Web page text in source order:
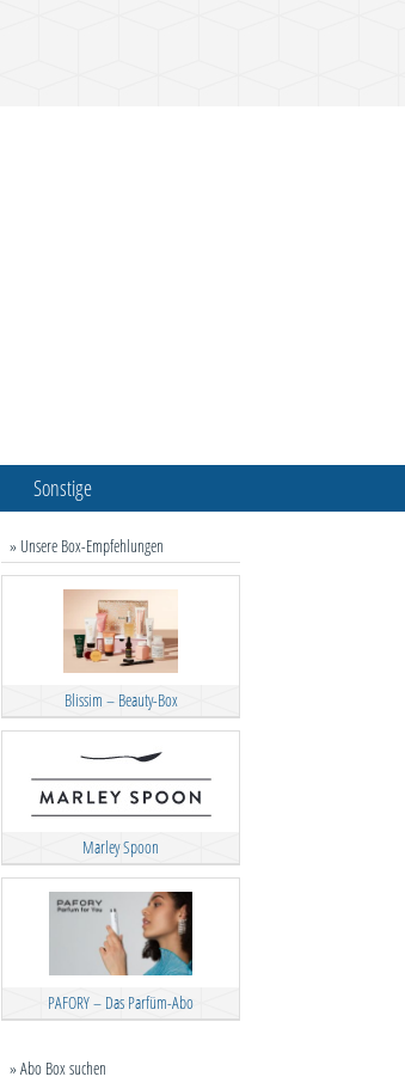
Sonstige
» Unsere Box-Empfehlungen
Blissim – Beauty-Box
Marley Spoon
PAFORY – Das Parfüm-Abo
» Abo Box suchen